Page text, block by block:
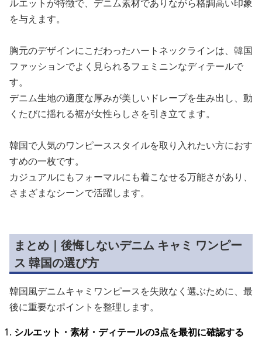
ルエットが特徴で、デニム素材でありながら格調高い印象
を与えます。
胸元のデザインにこだわったハートネックラインは、韓国
ファッションでよく見られるフェミニンなディテールで
す。
デニム生地の適度な厚みが美しいドレープを生み出し、動
くたびに揺れる裾が女性らしさを引き立てます。
韓国で人気のワンピーススタイルを取り入れたい方におす
すめの一枚です。
カジュアルにもフォーマルにも着こなせる万能さがあり、
さまざまなシーンで活躍します。
まとめ｜後悔しないデニム キャミ ワンピー
ス 韓国の選び方
韓国風デニムキャミワンピースを失敗なく選ぶために、最
後に重要なポイントを整理します。
シルエット・素材・ディテールの3点を最初に確認する